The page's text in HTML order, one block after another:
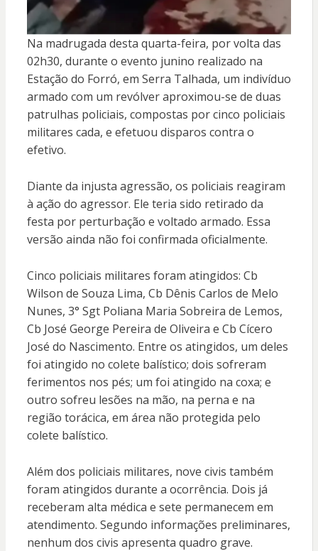
Na madrugada desta quarta-feira, por volta das
02h30, durante o evento junino realizado na
Estação do Forró, em Serra Talhada, um indivíduo
armado com um revólver aproximou-se de duas
patrulhas policiais, compostas por cinco policiais
militares cada, e efetuou disparos contra o
efetivo.
Diante da injusta agressão, os policiais reagiram
à ação do agressor. Ele teria sido retirado da
festa por perturbação e voltado armado. Essa
versão ainda não foi confirmada oficialmente.
Cinco policiais militares foram atingidos: Cb
Wilson de Souza Lima, Cb Dênis Carlos de Melo
Nunes, 3° Sgt Poliana Maria Sobreira de Lemos,
Cb José George Pereira de Oliveira e Cb Cícero
José do Nascimento. Entre os atingidos, um deles
foi atingido no colete balístico; dois sofreram
ferimentos nos pés; um foi atingido na coxa; e
outro sofreu lesões na mão, na perna e na
região torácica, em área não protegida pelo
colete balístico.
Além dos policiais militares, nove civis também
foram atingidos durante a ocorrência. Dois já
receberam alta médica e sete permanecem em
atendimento. Segundo informações preliminares,
nenhum dos civis apresenta quadro grave.